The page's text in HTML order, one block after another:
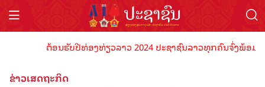
ຕ້ອນຮັບປີທ່ອງທ່ຽວລາວ 2024 ປະຊາຊົນລາວທຸກຄົນຈົ່ງພ້ອມເປັ
ຂ່າວເສດຖະກິດ